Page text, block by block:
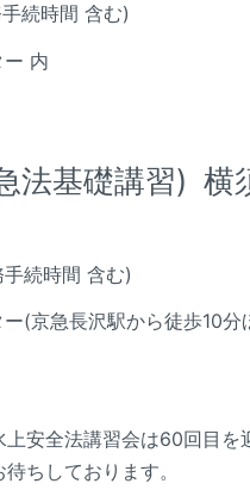
続時間 含む)
内
法基礎講習) 横
続時間 含む)
(京急長沢駅から徒歩10分
安全法講習会は60回目を
ちしております。